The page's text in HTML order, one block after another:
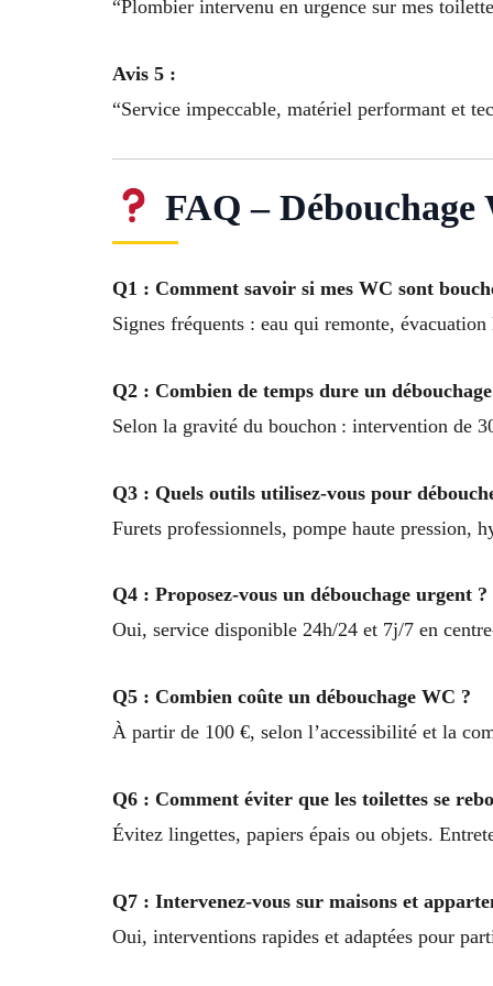
“Plombier intervenu en urgence sur mes
Avis 5 :
“Service impeccable, matériel performant et
FAQ –
Q1 : Comment savoir si mes WC sont
Signes fréquents : eau qui remonte,
Q2 : Combien de temps dure un
Selon la gravité du bouchon : intervention de
Q3 : Quels outils utilisez-vous pour
Furets professionnels, pompe haute pression,
Q4 : Proposez-vous un débouchage urgent ?
Oui, service disponible 24h/24 et 7j/7 en
Q5 : Combien coûte un débouchage WC ?
À partir de 100 €, selon l’accessibilité et la
Q6 : Comment éviter que les toilettes se
Évitez lingettes, papiers épais ou objets.
Q7 : Intervenez-vous sur maisons et
Oui, interventions rapides et adaptées pour